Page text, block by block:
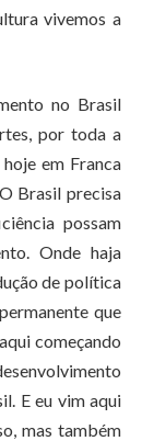
vivemos a
no Brasil
por toda a
em Franca
Brasil precisa
possam
Onde haja
de política
que
começando
E eu vim aqui
mas também